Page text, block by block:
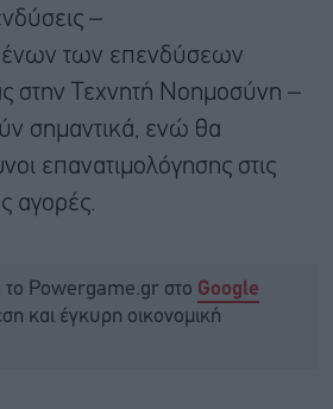
–
των επενδύσεων
στην Τεχνητή Νοημοσύνη –
σημαντικά, ενώ θα
επανατιμολόγησης στις
αγορές.
το Powergame.gr στο Google
και έγκυρη οικονομική